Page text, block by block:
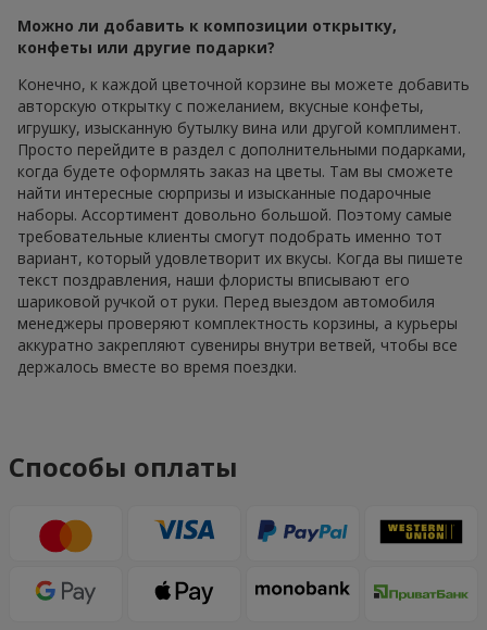
Можно ли добавить к композиции открытку,
конфеты или другие подарки?
Конечно, к каждой цветочной корзине вы можете добавить
авторскую открытку с пожеланием, вкусные конфеты,
игрушку, изысканную бутылку вина или другой комплимент.
Просто перейдите в раздел с дополнительными подарками,
когда будете оформлять заказ на цветы. Там вы сможете
найти интересные сюрпризы и изысканные подарочные
наборы. Ассортимент довольно большой. Поэтому самые
требовательные клиенты смогут подобрать именно тот
вариант, который удовлетворит их вкусы. Когда вы пишете
текст поздравления, наши флористы вписывают его
шариковой ручкой от руки. Перед выездом автомобиля
менеджеры проверяют комплектность корзины, а курьеры
аккуратно закрепляют сувениры внутри ветвей, чтобы все
держалось вместе во время поездки.
Способы оплаты